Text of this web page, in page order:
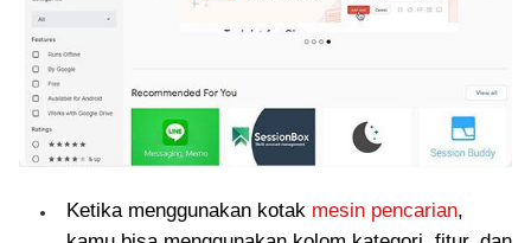
Ketika menggunakan kotak mesin pencarian,